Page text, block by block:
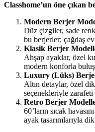
Classhome’un öne çıkan
Modern Berjer
Düz çizgiler, sade
bu berjerler; çağdaş
Klasik Berjer
Ahşap ayaklar, özel
modern konforla
Luxury (Lüks)
Altın detaylar, özel
seçenekleriyle zarafeti
Retro Berjer
60’ların sıcak
ayak tasarımlarıyla